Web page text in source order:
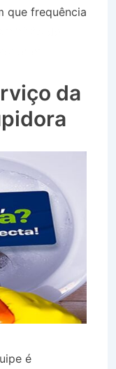
que frequência
da
é